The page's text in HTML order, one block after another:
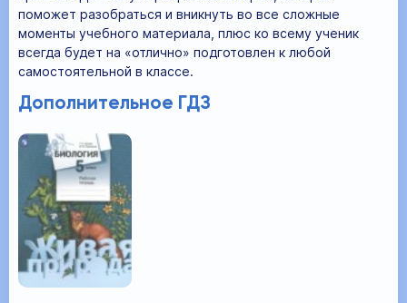
поможет разобраться и вникнуть во все сложные
моменты учебного материала, плюс ко всему ученик
всегда будет на «отлично» подготовлен к любой
самостоятельной в классе.
Дополнительное ГДЗ